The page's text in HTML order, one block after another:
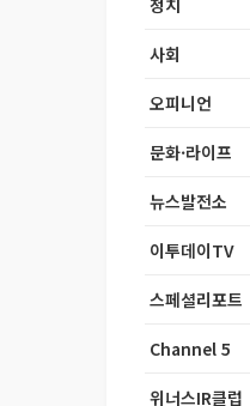
사회
오피니언
문화·라이프
뉴스발전소
이투데이TV
스페셜리포트
Channel 5
위너스IR클럽